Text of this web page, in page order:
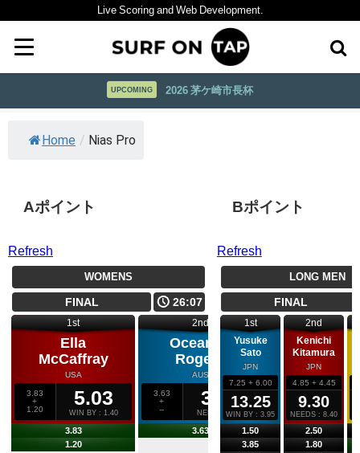
Live Scoring and Web Development.
UPCOMING 2026 茅ケ崎市長杯
Home / Nias Pro
Aポイント
Refresh
Bポイント
Refresh